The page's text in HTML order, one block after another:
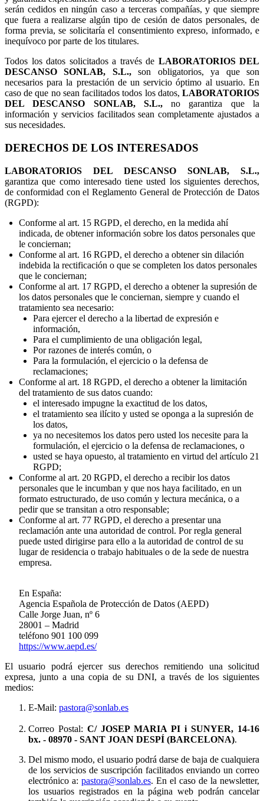
serán cedidos en ningún caso a terceras compañías, y que siempre
que fuera a realizarse algún tipo de cesión de datos personales, de
forma previa, se solicitaría el consentimiento expreso, informado, e
inequívoco por parte de los titulares.
Todos los datos solicitados a través de LABORATORIOS DEL
DESCANSO SONLAB, S.L.,son obligatorios, ya que son
necesarios para la prestación de un servicio óptimo al usuario. En
caso de que no sean facilitados todos los datos, LABORATORIOS
DEL DESCANSO SONLAB, S.L.,no garantiza que la
información y servicios facilitados sean completamente ajustados a
sus necesidades.
DERECHOS DE LOS INTERESADOS
LABORATORIOS DEL DESCANSO SONLAB, S.L.,
garantiza que como interesado tiene usted los siguientes derechos,
de conformidad con el Reglamento General de Protección de Datos
(RGPD):
Conforme al art. 15 RGPD, el derecho, en la medida ahí
indicada, de obtener información sobre los datos personales que
le conciernan;
Conforme al art. 16 RGPD, el derecho a obtener sin dilación
indebida la rectificación o que se completen los datos personales
que le conciernan;
Conforme al art. 17 RGPD, el derecho a obtener la supresión de
los datos personales que le conciernan, siempre y cuando el
tratamiento sea necesario:
Para ejercer el derecho a la libertad de expresión e
información,
Para el cumplimiento de una obligación legal,
Por razones de interés común, o
Para la formulación, el ejercicio o la defensa de
reclamaciones;
Conforme al art. 18 RGPD, el derecho a obtener la limitación
del tratamiento de sus datos cuando:
el interesado impugne la exactitud de los datos,
el tratamiento sea ilícito y usted se oponga a la supresión de
los datos,
ya no necesitemos los datos pero usted los necesite para la
formulación, el ejercicio o la defensa de reclamaciones, o
usted se haya opuesto, al tratamiento en virtud del artículo 21
RGPD;
Conforme al art. 20 RGPD, el derecho a recibir los datos
personales que le incumban y que nos haya facilitado, en un
formato estructurado, de uso común y lectura mecánica, o a
pedir que se transitan a otro responsable;
Conforme al art. 77 RGPD, el derecho a presentar una
reclamación ante una autoridad de control. Por regla general
puede usted dirigirse para ello a la autoridad de control de su
lugar de residencia o trabajo habituales o de la sede de nuestra
empresa.
En España:
Agencia Española de Protección de Datos (AEPD)
Calle Jorge Juan, nº 6
28001 – Madrid
teléfono 901 100 099
https://www.aepd.es/
El usuario podrá ejercer sus derechos remitiendo una solicitud
expresa, junto a una copia de su DNI, a través de los siguientes
medios:
E-Mail: pastora@sonlab.es
Correo Postal: C/ JOSEP MARIA PI i SUNYER, 14-16
bx. - 08970 - SANT JOAN DESPÍ (BARCELONA).
Del mismo modo, el usuario podrá darse de baja de cualquiera
de los servicios de suscripción facilitados enviando un correo
electrónico a: pastora@sonlab.es. En el caso de la newsletter,
los usuarios registrados en la página web podrán cancelar